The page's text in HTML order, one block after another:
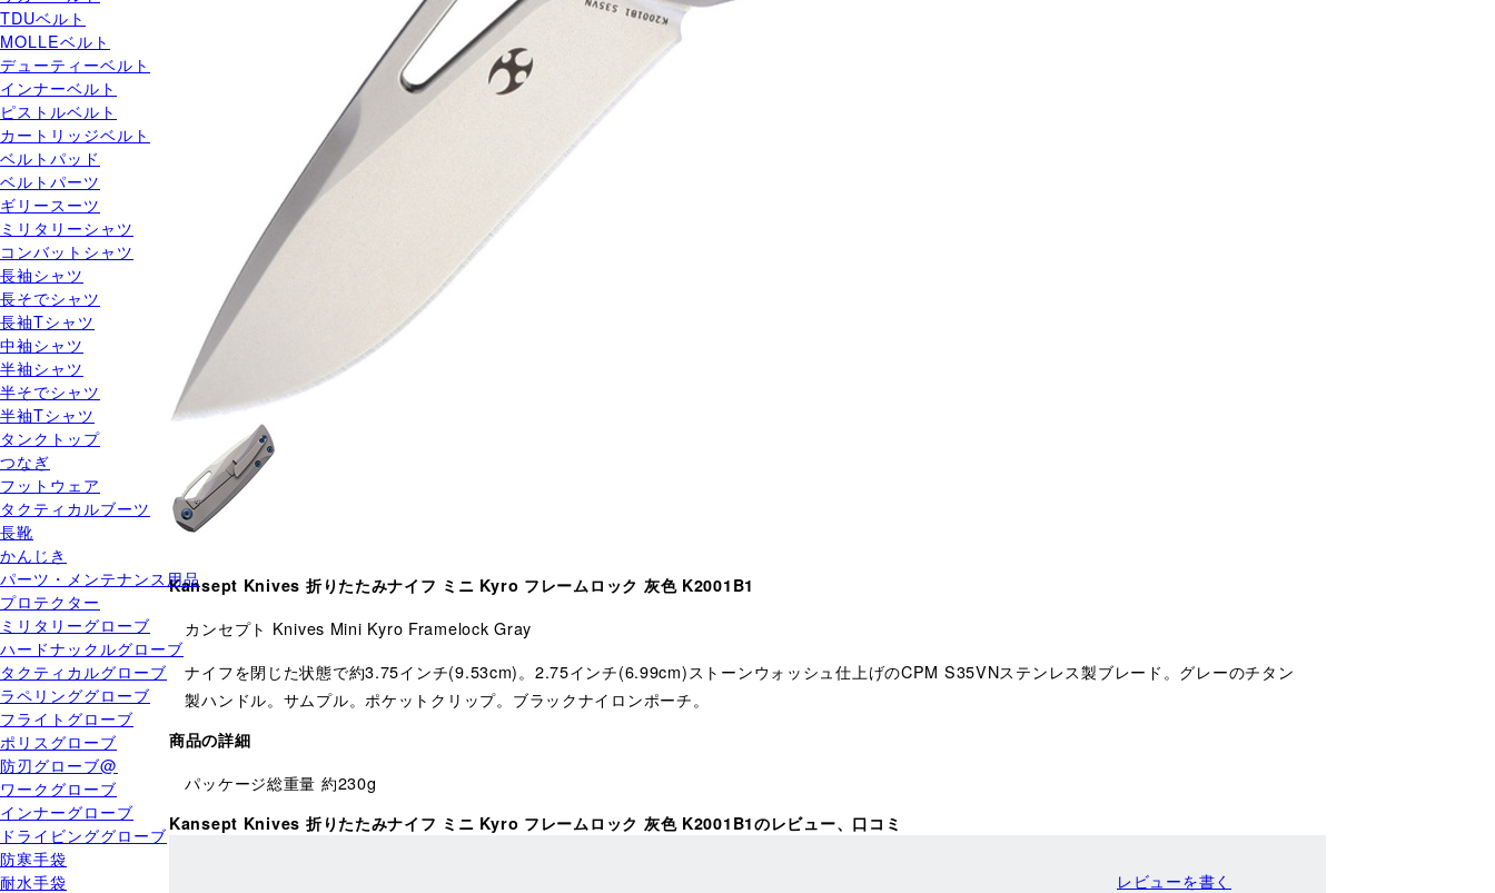
TDUベルト
MOLLEベルト
デューティーベルト
インナーベルト
ピストルベルト
カートリッジベルト
ベルトパッド
ベルトパーツ
ギリースーツ
ミリタリーシャツ
コンバットシャツ
長袖シャツ
長そでシャツ
長袖Tシャツ
中袖シャツ
半袖シャツ
半そでシャツ
半袖Tシャツ
タンクトップ
つなぎ
フットウェア
タクティカルブーツ
長靴
かんじき
パーツ・メンテナンス用品
プロテクター
ミリタリーグローブ
ハードナックルグローブ
タクティカルグローブ
ラペリンググローブ
フライトグローブ
ポリスグローブ
防刃グローブ@
ワークグローブ
インナーグローブ
ドライビンググローブ
防寒手袋
耐水手袋
Kansept Knives 折りたたみナイフ ミニ Kyro フレームロック 灰色 K2001B1
カンセプト Knives Mini Kyro Framelock Gray
ナイフを閉じた状態で約3.75インチ(9.53cm)。2.75インチ(6.99cm)ストーンウォッシュ仕上げのCPM S35VNステンレス製ブレード。グレーのチタン
製ハンドル。サムプル。ポケットクリップ。ブラックナイロンポーチ。
商品の詳細
パッケージ総重量 約230g
Kansept Knives 折りたたみナイフ ミニ Kyro フレームロック 灰色 K2001B1のレビュー、口コミ
レビューを書く